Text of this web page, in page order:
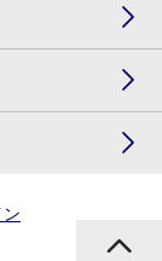
ン